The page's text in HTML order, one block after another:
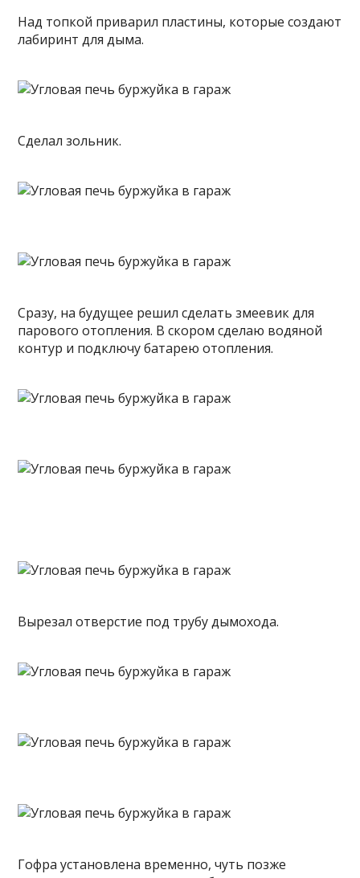
Над топкой приварил пластины, которые создают
лабиринт для дыма.
Сделал зольник.
Сразу, на будущее решил сделать змеевик для
парового отопления. В скором сделаю водяной
контур и подключу батарею отопления.
Вырезал отверстие под трубу дымохода.
Гофра установлена временно, чуть позже